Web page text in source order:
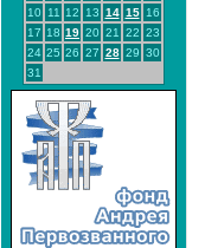
10
11 12 13 14 15 16
17 18 19 20 21 22 23
24 25 26 27 28 29 30
31